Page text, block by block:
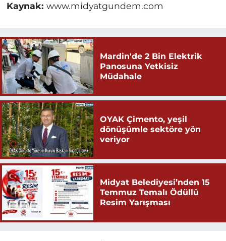
Kaynak: www.midyatgundem.com
Mardin'de 2 Bin Elektrik
Panosuna Yetkisiz
Müdahale
OYAK Çimento, yeşil
dönüşümle sektöre yön
veriyor
Midyat Belediyesi’nden 15
Temmuz Temalı Ödüllü
Resim Yarışması